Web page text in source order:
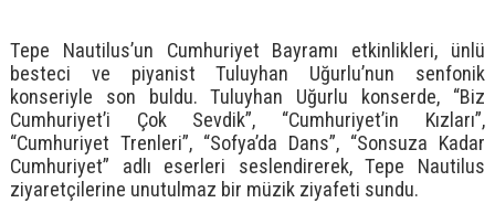
Tepe Nautilus’un Cumhuriyet Bayramı etkinlikleri, ünlü
besteci ve piyanist Tuluyhan Uğurlu’nun senfonik
konseriyle son buldu. Tuluyhan Uğurlu konserde, “Biz
Cumhuriyet’i Çok Sevdik”, “Cumhuriyet’in Kızları”,
“Cumhuriyet Trenleri”, “Sofya’da Dans”, “Sonsuza Kadar
Cumhuriyet” adlı eserleri seslendirerek, Tepe Nautilus
ziyaretçilerine unutulmaz bir müzik ziyafeti sundu.